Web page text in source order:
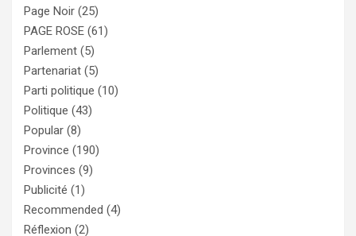
Page Noir (25)
PAGE ROSE (61)
Parlement (5)
Partenariat (5)
Parti politique (10)
Politique (43)
Popular (8)
Province (190)
Provinces (9)
Publicité (1)
Recommended (4)
Réflexion (2)